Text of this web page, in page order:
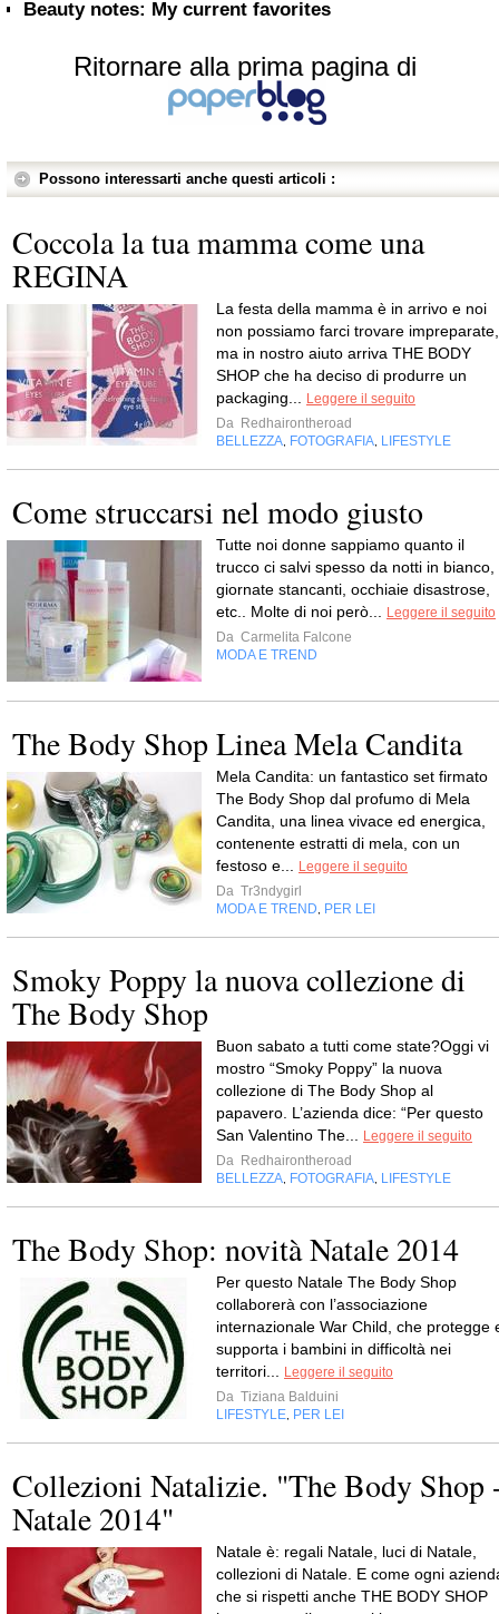
Beauty notes: My current favorites
Ritornare alla prima pagina di
Possono interessarti anche questi articoli :
Coccola la tua mamma come una
REGINA
La festa della mamma è in arrivo e noi
non possiamo farci trovare impreparate,
ma in nostro aiuto arriva THE BODY
SHOP che ha deciso di produrre un
packaging...
Leggere il seguito
Da Redhairontheroad
BELLEZZA FOTOGRAFIA LIFESTYLE
Come struccarsi nel modo giusto
Tutte noi donne sappiamo quanto il
trucco ci salvi spesso da notti in bianco,
giornate stancanti, occhiaie disastrose,
etc.. Molte di noi però...
Leggere il seguito
Da Carmelita Falcone
MODA E TREND
The Body Shop Linea Mela Candita
Mela Candita: un fantastico set firmato
The Body Shop dal profumo di Mela
Candita, una linea vivace ed energica,
contenente estratti di mela, con un
festoso e...
Leggere il seguito
Da Tr3ndygirl
MODA E TREND PER LEI
Smoky Poppy la nuova collezione di
The Body Shop
Buon sabato a tutti come state?Oggi vi
mostro “Smoky Poppy” la nuova
collezione di The Body Shop al
papavero. L’azienda dice: “Per questo
San Valentino The...
Leggere il seguito
Da Redhairontheroad
BELLEZZA FOTOGRAFIA LIFESTYLE
The Body Shop: novità Natale 2014
Per questo Natale The Body Shop
collaborerà con l’associazione
internazionale War Child, che protegge
supporta i bambini in difficoltà nei
territori...
Leggere il seguito
Da Tiziana Balduini
LIFESTYLE PER LEI
Collezioni Natalizie. "The Body Shop
Natale 2014"
Natale è: regali Natale, luci di Natale,
collezioni di Natale. E come ogni
che si rispetti anche THE BODY SHOP